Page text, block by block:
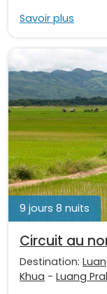
Savoir plus
9 jours 8 nuits
Circuit au
Destination:
Khua - Luang